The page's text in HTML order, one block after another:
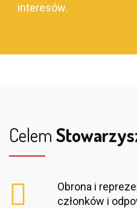
interesów.
Celem
Obrona i
członków i